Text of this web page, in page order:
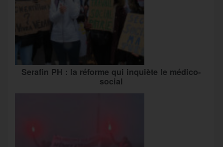
Serafin PH : la réforme qui inquiète le médico-
social